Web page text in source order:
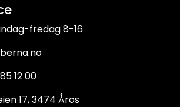
fredag 8-16
12 00
17, 3474 Åros